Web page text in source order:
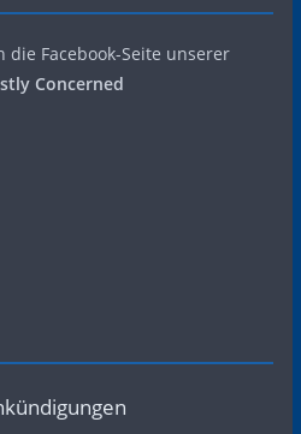
Facebook-Seite unserer
Concerned